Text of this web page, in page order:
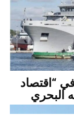
“اقتصاد
البحري